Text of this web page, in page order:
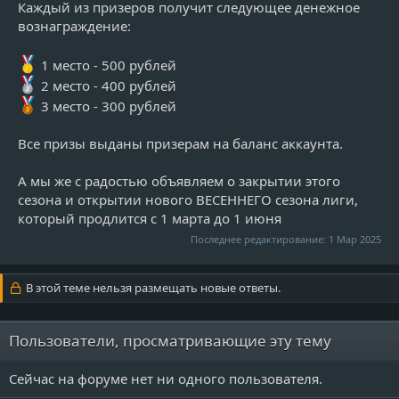
Каждый из призеров получит следующее денежное
вознаграждение:
1 место - 500 рублей
2 место - 400 рублей
3 место - 300 рублей
Все призы выданы призерам на баланс аккаунта.
А мы же с радостью объявляем о закрытии этого
сезона и открытии нового ВЕСЕННЕГО сезона лиги,
который продлится с 1 марта до 1 июня
Последнее редактирование: 1 Мар 2025
В этой теме нельзя размещать новые ответы.
Пользователи, просматривающие эту тему
Сейчас на форуме нет ни одного пользователя.